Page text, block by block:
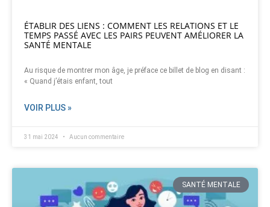
ÉTABLIR DES LIENS : COMMENT LES RELATIONS ET LE
TEMPS PASSÉ AVEC LES PAIRS PEUVENT AMÉLIORER LA
SANTÉ MENTALE
Au risque de montrer mon âge, je préface ce billet de blog en disant :
« Quand j’étais enfant, tout
VOIR PLUS »
31 mai 2024 Aucun commentaire
SANTÉ MENTALE